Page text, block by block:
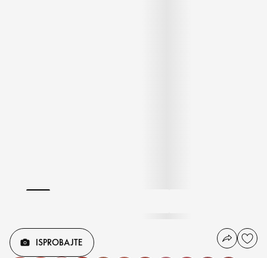
ISPROBAJTE